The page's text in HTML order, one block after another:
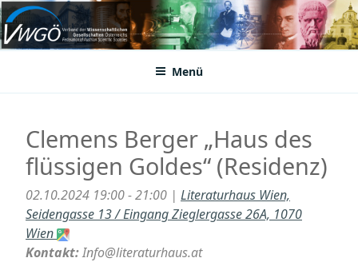
Zum
Inhalt
springenVWGÖ
Federation of Austrian Scientific Societies
Menü
Clemens Berger „Haus des
flüssigen Goldes“ (Residenz)
02.10.2024 19:00 - 21:00 | Literaturhaus Wien,
Seidengasse 13 / Eingang Zieglergasse 26A, 1070
Wien
Kontakt:Info@literaturhaus.at